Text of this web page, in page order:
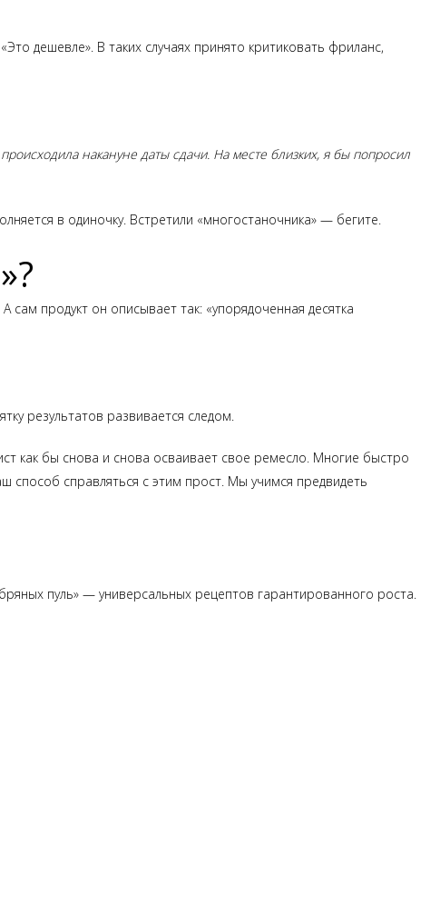
дешевле». В таких случаях принято критиковать фриланс,
накануне даты сдачи. На месте близких, я бы попросил
в одиночку. Встретили «многостаночника» — бегите.
продукт он описывает так: «упорядоченная десятка
результатов развивается следом.
как бы снова и снова осваивает свое ремесло. Многие быстро
способ справляться с этим прост. Мы учимся предвидеть
пуль» — универсальных рецептов гарантированного роста.